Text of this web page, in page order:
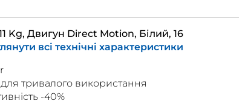
Kg, Двигун Direct Motion, Білий, 16
всі технічні характеристики
тривалого використання
-40%